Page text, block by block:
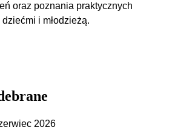
oraz poznania praktycznych
i młodzieżą.
2026